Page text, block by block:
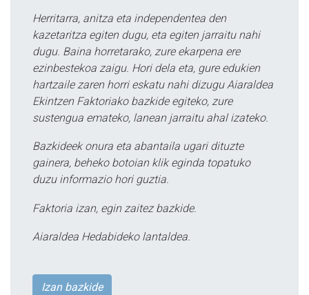
Herritarra, anitza eta independentea den
kazetaritza egiten dugu, eta egiten jarraitu nahi
dugu. Baina horretarako, zure ekarpena ere
ezinbestekoa zaigu. Hori dela eta, gure edukien
hartzaile zaren horri eskatu nahi dizugu Aiaraldea
Ekintzen Faktoriako bazkide egiteko, zure
sustengua emateko, lanean jarraitu ahal izateko.
Bazkideek onura eta abantaila ugari dituzte
gainera, beheko botoian klik eginda topatuko
duzu informazio hori guztia.
Faktoria izan, egin zaitez bazkide.
Aiaraldea Hedabideko lantaldea.
Izan bazkide